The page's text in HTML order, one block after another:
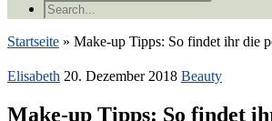
Startseite » Make-up Tipps: So findet ihr die
Elisabeth 20. Dezember 2018 Beauty
Make-up Tipps: So findet